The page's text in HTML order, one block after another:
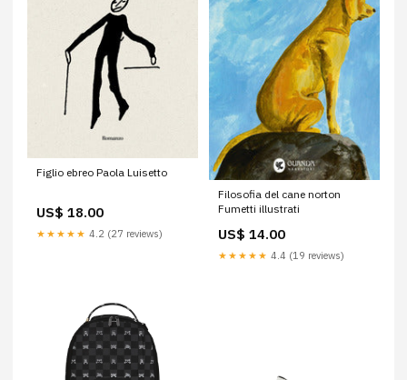
Figlio ebreo Paola Luisetto
US$ 18.00
★★★★★ 4.2 (27 reviews)
Filosofia del cane norton
Fumetti illustrati
US$ 14.00
★★★★★ 4.4 (19 reviews)